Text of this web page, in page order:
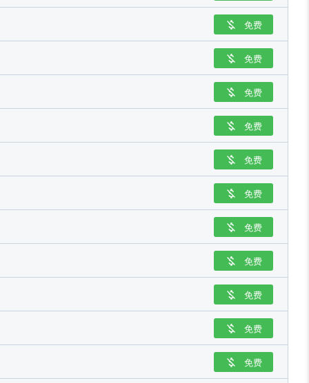
 免费
 免费
 免费
 免费
 免费
 免费
 免费
 免费
 免费
 免费
 免费